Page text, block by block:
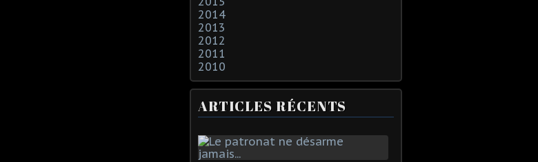
2014
2013
2012
2011
2010
ARTICLES RÉCENTS